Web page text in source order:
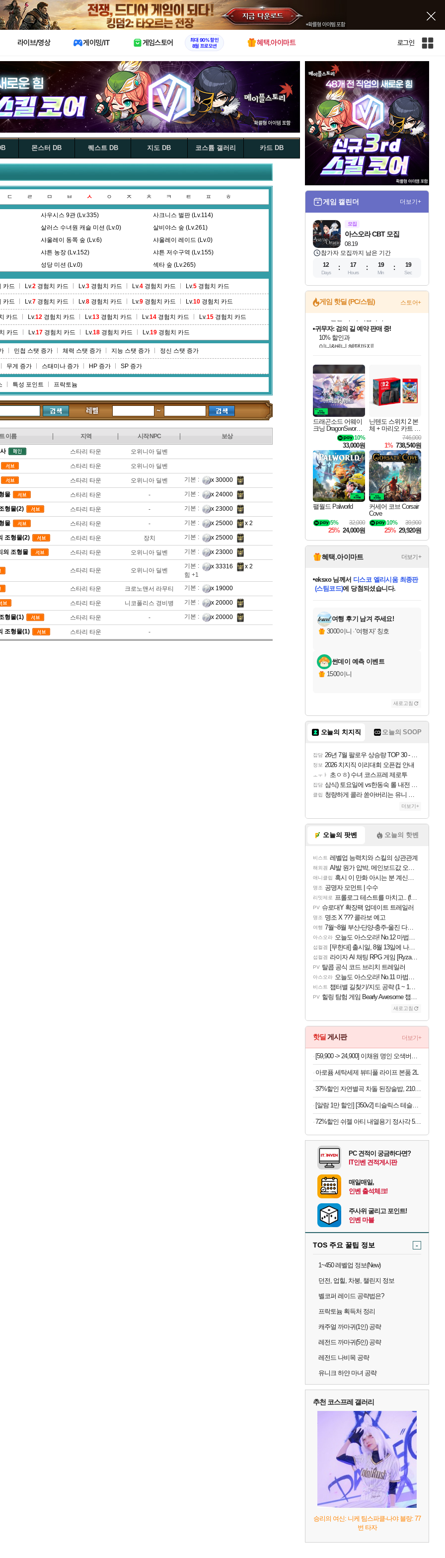
X
라이브/영상 게이밍/IT 게임스토어
최대 90% 할인
8월 프로모션
혜택.아이마트 로그인
인
몬스터 DB 퀘스트 DB 지도 DB 코스튬 갤러리 카드 DB
ㄷ ㄹ ㅁ ㅂ ㅅ ㅇ ㅈ ㅊ ㅋ ㅌ ㅍ ㅎ
사우시스 9관 (Lv.335)
사크니스 벌판 (Lv.114)
살러스 수녀원 캐슬 미션 (Lv.0)
살비야스 숲 (Lv.261)
샤울레이 동쪽 숲 (Lv.6)
샤울레이 레이드 (Lv.0)
샤튼 농장 (Lv.152)
샤튼 저수구역 (Lv.155)
성당 미션 (Lv.0)
섹타 숲 (Lv.265)
쇠락한 르귄가문의 저택 (Lv.132)
수로교 지역 (Lv.89)
수정광산 1층 (Lv.16)
수정광산 2광구 1층 (Lv.102)
수정광산 2층 (Lv.20)
수정광산 3층 (Lv.22)
숨겨진 이공간 (Lv.420)
숨겨진 통로 (Lv.475)
스벤티마스 유형지 (Lv.246)
스칼다 외곽 (Lv.436)
스토가스 고원 (Lv.215)
스팔빈가스 숲 (Lv.286)
슬리비나스 레어 (Lv.0)
슬리비나스 레어 (Lv.0)
실라 숲 (Lv.323)
카드 Lv.2 경험치 카드 Lv.3 경험치 카드 Lv.4 경험치 카드 Lv.5 경험치 카드
카드 Lv.7 경험치 카드 Lv.8 경험치 카드 Lv.9 경험치 카드 Lv.10 경험치 카드
카드 Lv.12 경험치 카드 Lv.13 경험치 카드 Lv.14 경험치 카드 Lv.15 경험치 카드
카드 Lv.17 경험치 카드 Lv.18 경험치 카드 Lv.19 경험치 카드
민첩 스탯 증가 체력 스탯 증가 지능 스탯 증가 정신 스탯 증가
무게 증가 스태미나 증가 HP 증가 SP 증가
특성 포인트 프락토늄
이름 지역 시작 NPC 보상
스타리 타운 오위니아 딜벤
스타리 타운 오위니아 딜벤
스타리 타운 오위니아 딜벤 기본 : x 30000
물 스타리 타운 - 기본 : x 24000
형물(2) 스타리 타운 - 기본 : x 23000
물 스타리 타운 - 기본 : x 25000 x 2
조형물(2) 스타리 타운 장치 기본 : x 25000
의 조형물 스타리 타운 오위니아 딜벤 기본 : x 23000
스타리 타운 오위니아 딜벤
기본 : x 33316
x 2
힘 +1
스타리 타운 크로노맨서 라무티 기본 : x 19000
스타리 타운 니코폴리스 경비병 기본 : x 20000
형물(1) 스타리 타운 - 기본 : x 20000
조형물(1) 스타리 타운 -
게임 캘린더 더보기+
모집
08.19
아스오라 CBT 모집
참가자 모집까지 남은 기간
12
Days
17
Hours
19
Min
18
Sec
게임 핫딜 (PC/스팀) 스토어+
최대 90% 할인가를 만나보세요!
네이버혜택과 함께 만나보세요!
50%할인&추가 적립까지!
귀무자: 검의 길 예약 판매 중!
10% 할인과
이니&베니 혜택까지!
네이버 혜택가와 함께 예약하세요!
할인&네이버혜택으로 만나보세요!
네이버페이 혜택과 만나보세요!
40주년 프로모션으로 만나보세요!
네이버 포인트 혜택까지!
할인가에 만나보세요!
일부 에디션 상시 할인!
혜택으로 예약 판매 중
편안하게 충전하세요
드래곤소드 어웨이
크닝 DragonSword A
10%
33,000원
닌텐도 스위치 2 본
체 + 마리오 카트 월
746,000
1% 738,540원
팰월드 Palworld
32,000
5%
25% 24,000원
커세어 코브 Corsair
Cove
39,900
10%
25% 29,920원
혜택.아이마트 더보기+
당첨되셨습니다.
당첨되셨습니다.
eksxo님께서 디스코 엘리시움 최종판
(스팀코드)에 당첨되셨습니다.
당첨되셨습니다.
당첨되셨습니다.
에디션 (스팀코드) 를 교환.
당첨되셨습니다.
당첨되셨습니다.
당첨되셨습니다.
당첨되셨습니다.
여행 후기 남겨 주세요!
3000이니 ·'여행자' 칭호
썬데이 예측 이벤트
1500이니
새로고침
오늘의 치지직 오늘의 SOOP
잡담 26년 7월 팔로우 상승량 TOP 30 - 월간 치지직
정보 2026 치지직 이리대회 오픈컵 안내
ㅗㅜㅑ 초ㅇㅎ) 수녀 코스프레 제로투
잡담 삼식) 토요일에 vs한동숙 롤 내전 예정
클립 청량하게 콜라 쏟아버리는 유니 ㅋㅋㅋ
더보기+
오늘의 팟벤 오늘의 핫벤
비스트 레벨업 능력치와 스킬의 상관관계
해외겜 AI발 원가 압박, 메인보드값 오르나
애니클립 혹시 이 만화 아시는 분 계신가요
명조 공명자 모먼트 | 수수
리밋제로 프롤로그 테스트를 마치고.. (feat. 리아)
PV 슈로대Y 확장팩 업데이트 트레일러
명조 명조 X ??? 콜라보 예고
여행 7월~8월 부산-단양-충주-울진 다녀왔어요~
아스오라 오늘도 아스오라! No.12 마법사 클랜: 신주쿠구
섭컬겜 [무한대] 출시일, 8월 13일에 나오나
섭컬겜 라이자 AI 채팅 RPG 게임 [RyzaChat: AI] 공개
PV 탈콥 공식 코드 브리치 트레일러
아스오라 오늘도 아스오라! No.11 마법사 클랜: 츄오구
비스트 챕터별 길찾기/지도 공략 (1 ~ 12장)
PV 힐링 탐험 게임 Bearly Awesome 챕터 1 트레일러
새로고침
핫딜 게시판 더보기+
[59,900 -> 24,900] 이채원 명인 오색버섯 들깨탕 600g x 7팩
아로퓸 세탁세제 뷰티풀 라이프 본품 2L
37%할인 자연별곡 차돌 된장술밥, 210g, 2개 +황태 콩나물 해장국밥, 210g, 2개 + 소고기 미역국밥, 210g, 2개
[알람 1만 할인] [350v2] 티슬릭스 테슬라 요크핸들 350mmV2 카본 플로팅 모델 3 하이랜드 Y 주니퍼 YL
72%할인 쉬젤 아티 내열용기 정사각 5종 세트, 320ml 3개 + 520ml 2개, 1세트
PC 견적이 궁금하다면?
IT인벤 견적게시판
매일매일,
인벤 출석체크!
주사위 굴리고 포인트!
인벤 마블
TOS 주요 꿀팁 정보 -
1~450 레벨업 정보(New)
던전, 업힐, 차붕, 챌린지 정보
벨코퍼 레이드 공략법은?
프락토늄 획득처 정리
캐주얼 까마귀(1인) 공략
레전드 까마귀(5인) 공략
레전드 나비목 공략
유니크 하얀 마녀 공략
추천 코스프레 갤러리
승리의 여신: 니케 팀스파클-나야 블랑: 77
번 타자